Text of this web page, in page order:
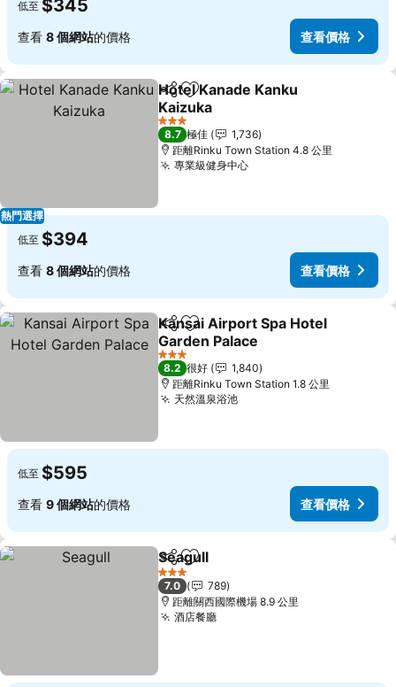
低至 $345
查看 8 個網站的價格 查看價格
熱門選擇
分享 放到收藏夾
Hotel Kanade Kanku
Kaizuka
3 星級
8.7 極佳
1,736
距離Rinku Town Station 4.8 公里
專業級健身中心
低至 $394
查看 8 個網站的價格 查看價格
分享 放到收藏夾
Kansai Airport Spa Hotel
Garden Palace
3 星級
8.2 很好
1,840
距離Rinku Town Station 1.8 公里
天然溫泉浴池
低至 $595
查看 9 個網站的價格 查看價格
分享 放到收藏夾
Seagull
3 星級
7.0
789
距離關西國際機場 8.9 公里
酒店餐廳